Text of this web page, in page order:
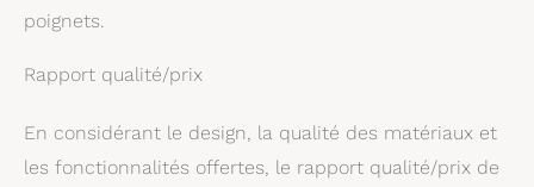
poignets.
Rapport qualité/prix
En considérant le design, la qualité des matériaux et
les fonctionnalités offertes, le rapport qualité/prix de